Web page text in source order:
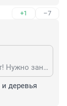
+1 –7
Я живу рядом и мне он не помешает! Нужно занять этот пустырь, который маячит перед глазами все эти годы.
деревья